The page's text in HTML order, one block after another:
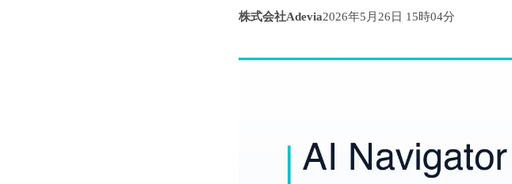
株式会社Adevia2026年5月26日 15時04分